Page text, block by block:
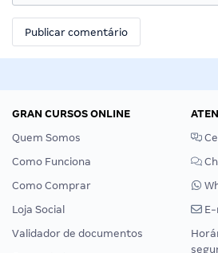
GRAN CURSOS ONLINE
Quem Somos
Como Funciona
Como Comprar
Loja Social
Validador de documentos
E-